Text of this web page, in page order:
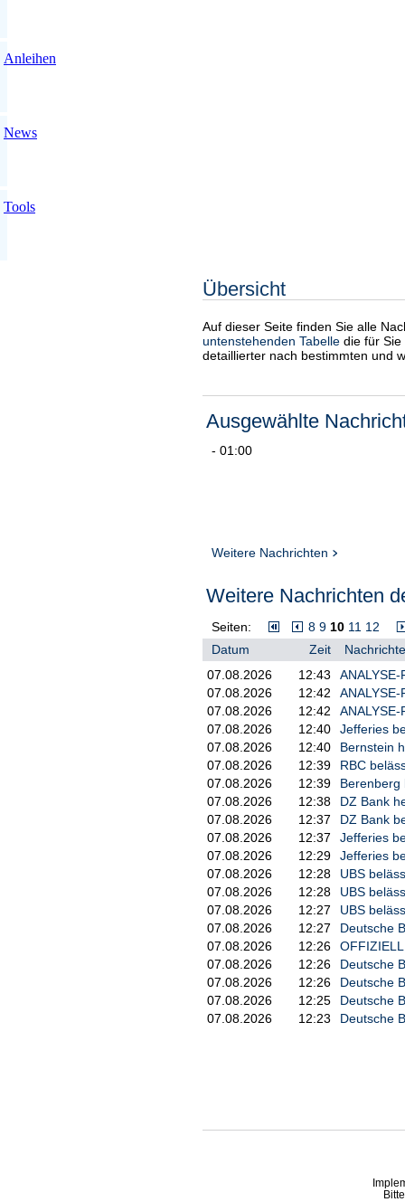
Anleihen
News
Tools
Übersicht
Auf dieser Seite finden Sie alle
untenstehenden Tabelle die für
detaillierter nach bestimmten und
Ausgewählte
- 01:00
Weitere Nachrichten
Weitere Nachrichten
Seiten: 8 9 10 11 12
Datum
Zeit
07.08.2026
12:43
07.08.2026
12:42
07.08.2026
12:42
07.08.2026
12:40
Jefferies
07.08.2026
12:40
Bernstein
07.08.2026
12:39
RBC
07.08.2026
12:39
Berenberg
07.08.2026
12:38
DZ Bank
07.08.2026
12:37
DZ Bank
07.08.2026
12:37
Jefferies
07.08.2026
12:29
Jefferies
07.08.2026
12:28
UBS
07.08.2026
12:28
UBS
07.08.2026
12:27
UBS
07.08.2026
12:27
Deutsche
07.08.2026
12:26
07.08.2026
12:26
Deutsche
07.08.2026
12:26
Deutsche
07.08.2026
12:25
Deutsche
07.08.2026
12:23 Deutsche